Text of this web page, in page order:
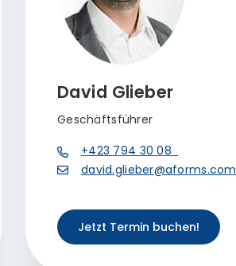
David Glieber
Geschäftsführer
+423 794 30 08
david.glieber@aforms.com
Jetzt Termin buchen!